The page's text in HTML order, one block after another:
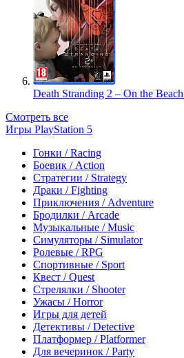
Death Stranding 2 – On the
Смотреть все
Игры PlayStation 5
Гонки / Racing
Боевик / Action
Стратегии / Strategy
Драки / Fighting
Приключения / Adventure
Бродилки / Arcade
Музыкальные / Music
Симуляторы / Simulator
Ролевые / RPG
Спортивные / Sport
Квест / Quest
Стрелялки / Shooter
Ужасы / Horror
Игры для детей
Детективы / Detective
Платформер / Platformer
Для вечеринок / Party